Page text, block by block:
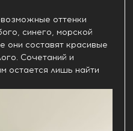
оттенки
синего, морской
они составят красивые
Сочетаний и
остается лишь найти